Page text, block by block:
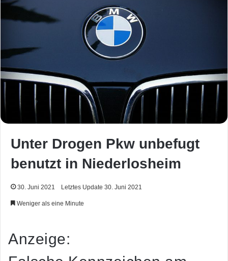
Unter Drogen Pkw unbefugt
benutzt in Niederlosheim
30. Juni 2021 Letztes Update 30. Juni 2021
Weniger als eine Minute
Anzeige: